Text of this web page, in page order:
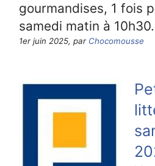
gourmandises, 1 fois
samedi matin à 10h30.
1er juin 2025, par Chocomousse